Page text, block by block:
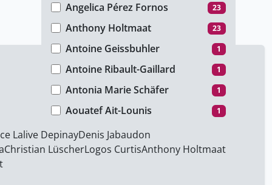
Angelica Pérez Fornos 23
Anthony Holtmaat 23
Antoine Geissbuhler 1
Antoine Ribault-Gaillard 1
Antonia Marie Schäfer 1
Aouatef Ait-Lounis 1
Armin Schnider
Aurélien Lathuilière 24
Lalive DepinayDenis Jabaudon
Christian LüscherLogos CurtisAnthony Holtmaat